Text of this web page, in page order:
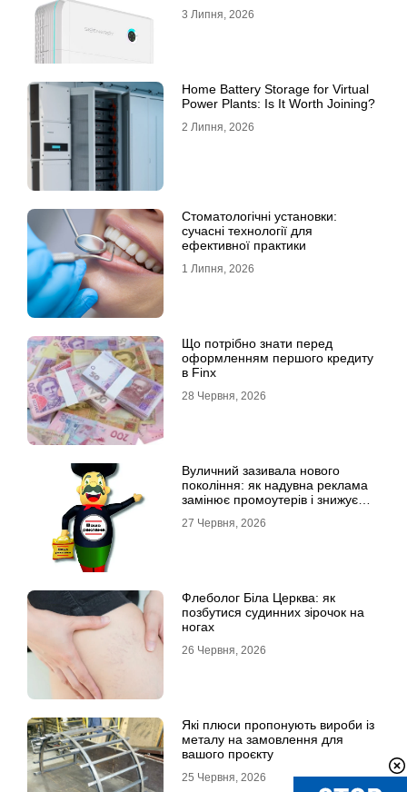
3 Липня, 2026
Home Battery Storage for Virtual
Power Plants: Is It Worth Joining?
2 Липня, 2026
Стоматологічні установки:
сучасні технології для
ефективної практики
1 Липня, 2026
Що потрібно знати перед
оформленням першого кредиту
в Finx
28 Червня, 2026
Вуличний зазивала нового
покоління: як надувна реклама
замінює промоутерів і знижує
27 Червня, 2026
Флеболог Біла Церква: як
позбутися судинних зірочок на
ногах
26 Червня, 2026
Які плюси пропонують вироби із
металу на замовлення для
вашого проєкту
25 Червня, 2026